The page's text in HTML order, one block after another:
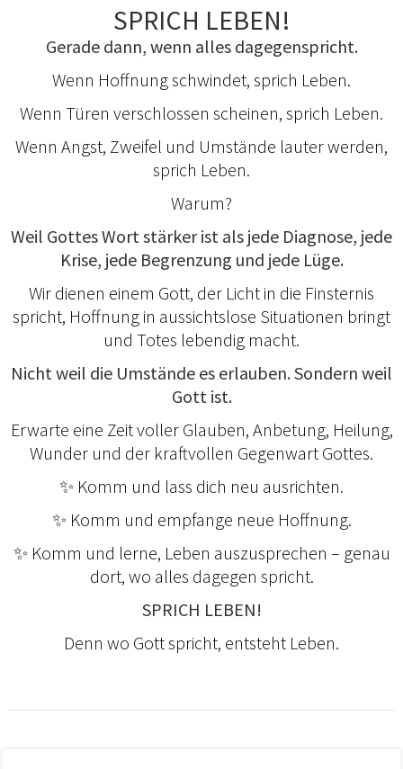
SPRICH LEBEN!
Gerade dann, wenn alles dagegenspricht.
Wenn Hoffnung schwindet, sprich Leben.
Wenn Türen verschlossen scheinen, sprich Leben.
Wenn Angst, Zweifel und Umstände lauter werden,
sprich Leben.
Warum?
Weil Gottes Wort stärker ist als jede Diagnose, jede
Krise, jede Begrenzung und jede Lüge.
Wir dienen einem Gott, der Licht in die Finsternis
spricht, Hoffnung in aussichtslose Situationen bringt
und Totes lebendig macht.
Nicht weil die Umstände es erlauben. Sondern weil
Gott ist.
Erwarte eine Zeit voller Glauben, Anbetung, Heilung,
Wunder und der kraftvollen Gegenwart Gottes.
✨ Komm und lass dich neu ausrichten.
✨ Komm und empfange neue Hoffnung.
✨ Komm und lerne, Leben auszusprechen – genau
dort, wo alles dagegen spricht.
SPRICH LEBEN!
Denn wo Gott spricht, entsteht Leben.